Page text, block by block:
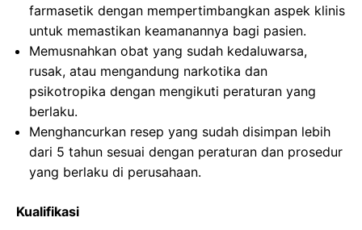
farmasetik dengan mempertimbangkan aspek klinis
untuk memastikan keamanannya bagi pasien.
Memusnahkan obat yang sudah kedaluwarsa,
rusak, atau mengandung narkotika dan
psikotropika dengan mengikuti peraturan yang
berlaku.
Menghancurkan resep yang sudah disimpan lebih
dari 5 tahun sesuai dengan peraturan dan prosedur
yang berlaku di perusahaan.
Kualifikasi